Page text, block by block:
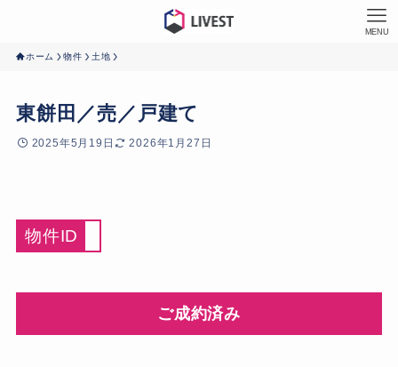
MENU
ホーム 物件 土地
東餅田／売／戸建て
2025年5月19日 2026年1月27日
物件ID
ご成約済み